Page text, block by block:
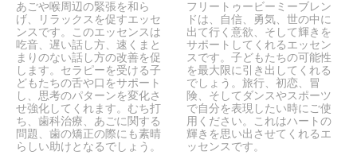
あごや喉周辺の緊張を和ら
げ、リラックスを促すエッセ
ンスです。このエッセンスは
吃音、遅い話し方、速くまと
まりのない話し方の改善を促
します。セラピーを受ける子
どもたちの舌や口をサポート
し、思考のパターンを変化さ
せ強化してくれます。むち打
ち、歯科治療、あごに関する
問題、歯の矯正の際にも素晴
らしい助けとなるでしょう。
フリートゥービーミーブレン
ドは、自信、勇気、世の中に
出て行く意欲、そして輝きを
サポートしてくれるエッセン
スです。子どもたちの可能性
を最大限に引き出してくれる
でしょう。旅行、初恋、冒
険、そしてダンスやスポーツ
で自分を表現したい時にご使
用ください。これはハートの
輝きを思い出させてくれるエ
ッセンスです。